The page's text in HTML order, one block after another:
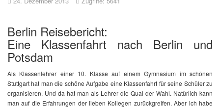
Berlin Reisebericht:
Eine Klassenfahrt nach Berlin und
Potsdam
Als Klassenlehrer einer 10. Klasse auf einem Gymnasium im schönen
Stuttgart hat man die schöne Aufgabe eine Klassenfahrt für seine Schüler zu
organisieren. Und da hat man als Lehrer die Qual der Wahl. Natürlich kann
man auf die Erfahrungen der lieben Kollegen zurückgreifen. Aber ich habe